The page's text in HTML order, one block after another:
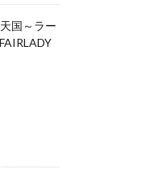
国～ラー